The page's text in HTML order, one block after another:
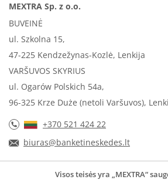
MEXTRA Sp. z o.o.
BUVEINĖ
ul. Szkolna 15,
47-225 Kendzežynas-Kozlė, Lenkija
VARŠUVOS SKYRIUS
ul. Ogarów Polskich 54a,
96-325 Krze Duże (netoli Varšuvos),
+370 521 424 22
biuras@banketineskedes.lt
Visos teisės yra „MEXTRA“